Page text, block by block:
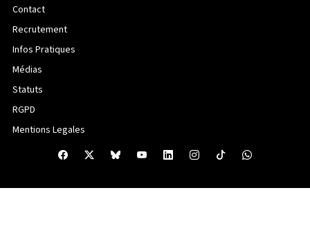
Contact
Recrutement
Infos Pratiques
Médias
Statuts
RGPD
Mentions Legales